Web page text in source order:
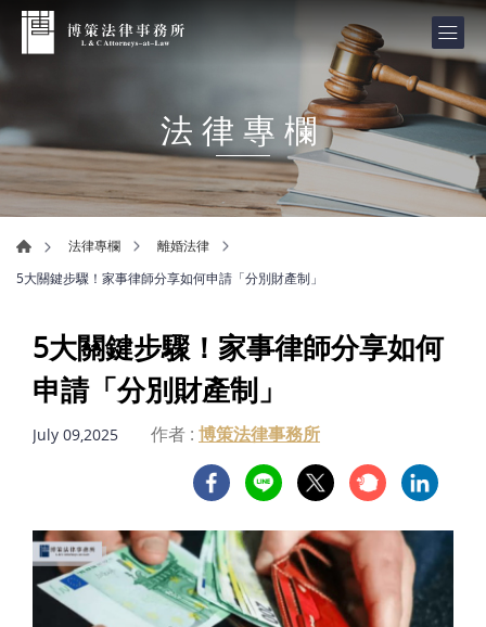
法律專欄
法律專欄
離婚法律
5大關鍵步驟！家事律師分享如何申請「分別財產制」
5大關鍵步驟！家事律師分享如何
申請「分別財產制」
July 09,2025 作者 : 博策法律事務所